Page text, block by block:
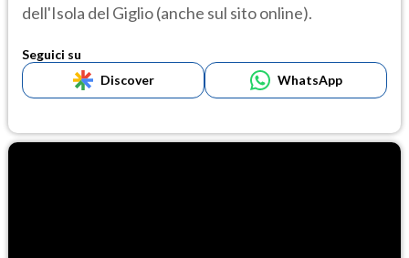
dell'Isola del Giglio (anche sul sito online).
Seguici su
Discover
WhatsApp